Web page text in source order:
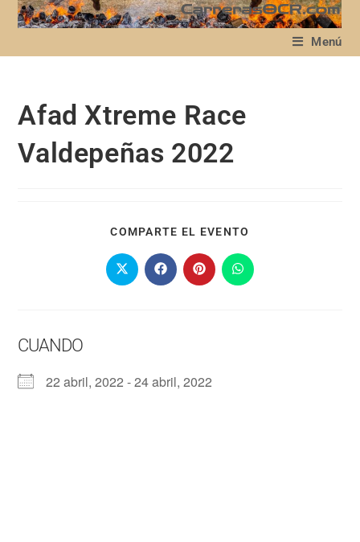
Menú
Afad Xtreme Race
Valdepeñas 2022
COMPARTE EL EVENTO
CUANDO
22 abril, 2022 - 24 abril, 2022